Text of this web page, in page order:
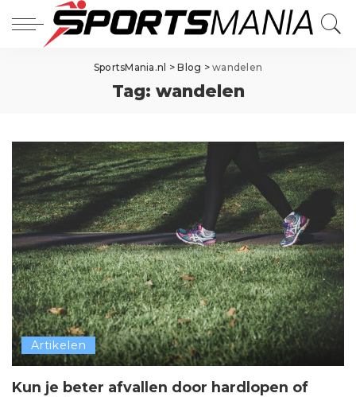
SportsMania.nl >Blog >wandelen
Tag: wandelen
Artikelen
Kun je beter afvallen door hardlopen of